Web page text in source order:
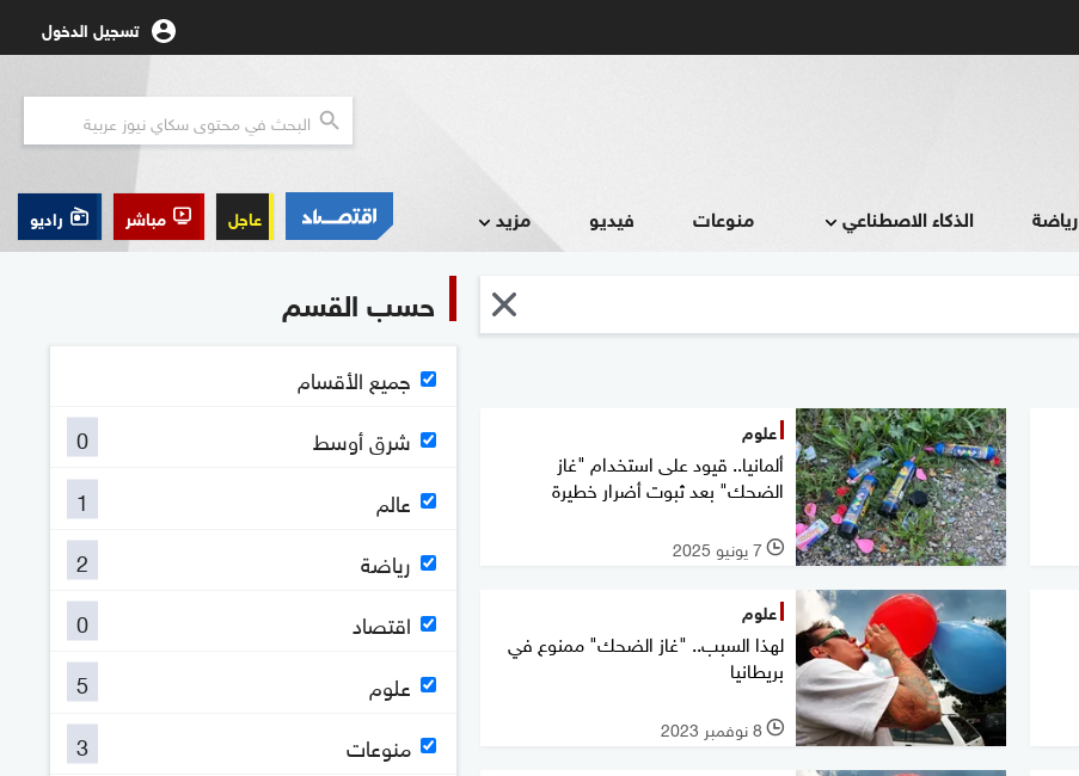
تسجيل الدخول
رياضة الذكاء الاصطناعي منوعات فيديو مزيد عاجل مباشر راديو
علوم
ألمانيا.. قيود على استخدام "غاز
الضحك" بعد ثبوت أضرار خطيرة
l 7 يونيو 2025
علوم
لهذا السبب.. "غاز الضحك" ممنوع في
بريطانيا
l 8 نوفمبر 2023
حسب القسم
جميع الأقسام
شرق أوسط
0
عالم
1
رياضة
2
اقتصاد
0
علوم
5
منوعات
3